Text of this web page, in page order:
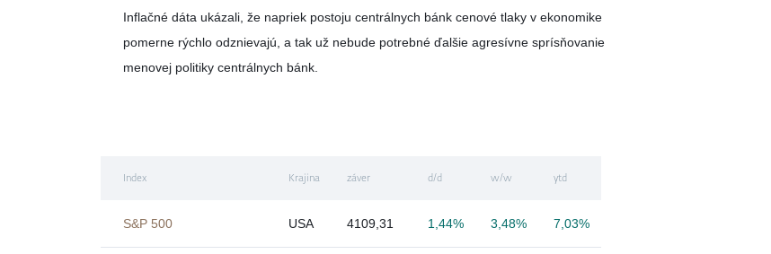
Inflačné dáta ukázali, že napriek postoju centrálnych bánk cenové tlaky v ekonomike
pomerne rýchlo odznievajú, a tak už nebude potrebné ďalšie agresívne sprísňovanie
menovej politiky centrálnych bánk.
Index Krajina záver d/d w/w ytd
S&P 500 USA 4109,31 1,44% 3,48% 7,03%